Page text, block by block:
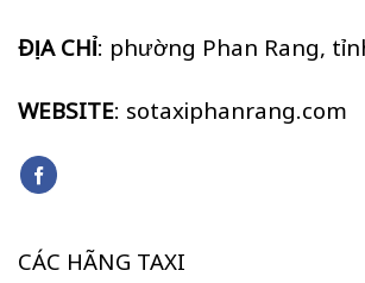
ĐỊA CHỈ: phường Phan Rang,
WEBSITE: sotaxiphanrang.com
CÁC HÃNG TAXI